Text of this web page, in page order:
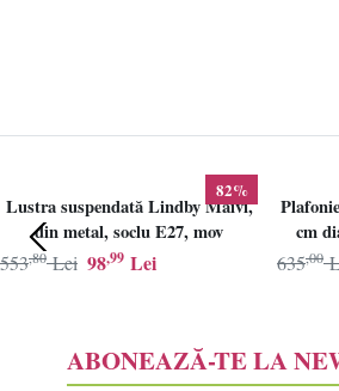
82%
Lustra suspendată Lindby Maivi,
din metal, soclu E27, mov
98,99 Lei
553,80 Lei
cm
635,00
ABONEAZĂ-TE LA